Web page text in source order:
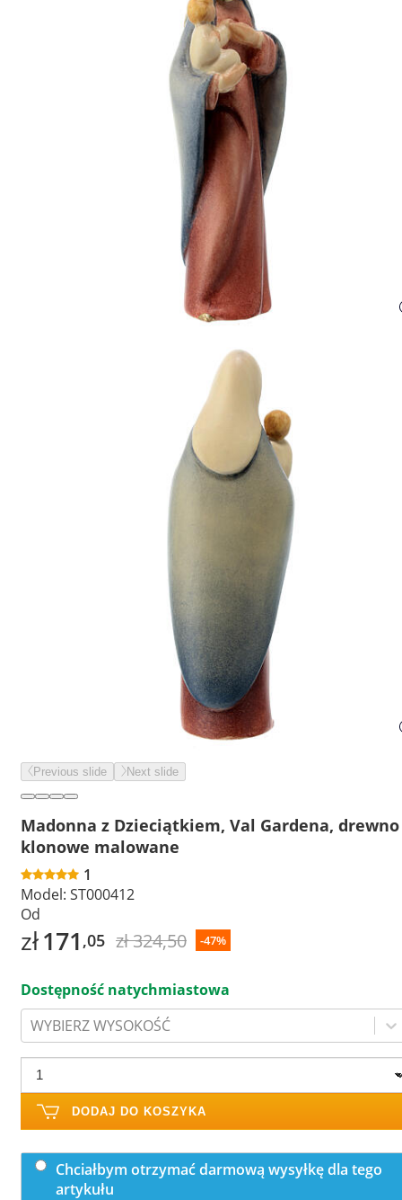
Previous slide Next slide
Madonna z Dzieciątkiem, Val Gardena, drewno
klonowe malowane
1
Model: ST000412
Od
zł171 ,05 zł 324,50 -47%
Dostępność natychmiastowa
WYBIERZ WYSOKOŚĆ
DODAJ DO KOSZYKA
Chciałbym otrzymać darmową wysyłkę dla tego
artykułu